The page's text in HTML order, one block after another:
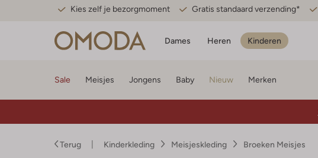
Kies zelf je bezorgmoment Gratis standaard verzending*
Dames Heren Kinderen
Sale Meisjes Jongens Baby Nieuw Merken
Terug Kinderkleding Meisjeskleding Broeken Meisjes